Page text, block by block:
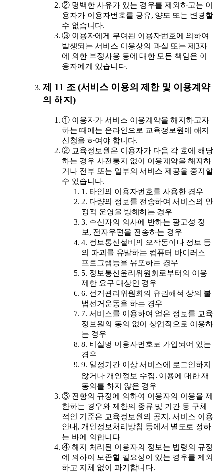
② 명백한 사유가 있는 경우를 제외하고는 이
용자가 이용자번호를 공유, 양도 또는 변경할
수 없습니다.
③ 이용자에게 부여된 이용자번호에 의하여
발생되는 서비스 이용상의 과실 또는 제3자
에 의한 부정사용 등에 대한 모든 책임은 이
용자에게 있습니다.
제 11 조 (서비스 이용의 제한 및 이용계약
의 해지)
① 이용자가 서비스 이용계약을 해지하고자
하는 때에는 온라인으로 교육정보원에 해지
신청을 하여야 합니다.
② 교육정보원은 이용자가 다음 각 호에 해당
하는 경우 사전통지 없이 이용계약을 해지하
거나 전부 또는 일부의 서비스 제공을 중지할
수 있습니다.
1. 타인의 이용자번호를 사용한 경우
2. 다량의 정보를 전송하여 서비스의 안
정적 운영을 방해하는 경우
3. 수신자의 의사에 반하는 광고성 정
보, 전자우편을 전송하는 경우
4. 정보통신설비의 오작동이나 정보 등
의 파괴를 유발하는 컴퓨터 바이러스
프로그램등을 유포하는 경우
5. 정보통신윤리위원회로부터의 이용
제한 요구 대상인 경우
6. 선거관리위원회의 유권해석 상의 불
법선거운동을 하는 경우
7. 서비스를 이용하여 얻은 정보를 교육
정보원의 동의 없이 상업적으로 이용하
는 경우
8. 비실명 이용자번호로 가입되어 있는
경우
9. 일정기간 이상 서비스에 로그인하지
않거나 개인정보 수집․이용에 대한 재
동의를 하지 않은 경우
③ 전항의 규정에 의하여 이용자의 이용을 제
한하는 경우와 제한의 종류 및 기간 등 구체
적인 기준은 교육정보원의 공지, 서비스 이용
안내, 개인정보처리방침 등에서 별도로 정하
는 바에 의합니다.
④ 해지 처리된 이용자의 정보는 법령의 규정
에 의하여 보존할 필요성이 있는 경우를 제외
하고 지체 없이 파기합니다.